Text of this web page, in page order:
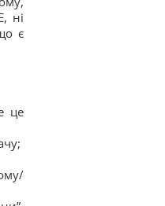
ні
є
це